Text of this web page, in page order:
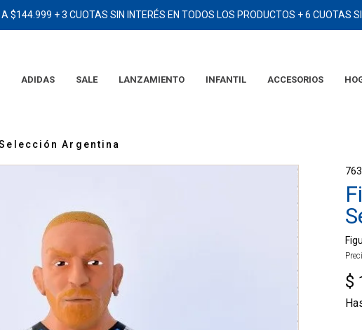
A $144.999 + 3 CUOTAS SIN INTERÉS EN TODOS LOS PRODUCTOS + 6
ADIDAS SALE LANZAMIENTO INFANTIL ACCESORIOS
Argentina
$
2
7.
8
9.